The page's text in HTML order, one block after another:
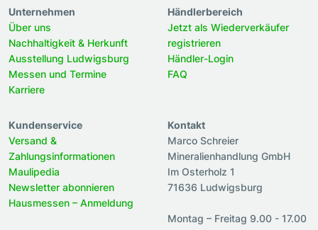
Unternehmen
Über uns
Nachhaltigkeit & Herkunft
Ausstellung Ludwigsburg
Messen und Termine
Karriere
Händlerbereich
Jetzt als Wiederverkäufer
registrieren
Händler-Login
FAQ
Kundenservice
Versand &
Zahlungsinformationen
Maulipedia
Newsletter abonnieren
Hausmessen – Anmeldung
Kontakt
Marco Schreier
Mineralienhandlung GmbH
Im Osterholz 1
71636 Ludwigsburg
Montag – Freitag 9.00 - 17.00